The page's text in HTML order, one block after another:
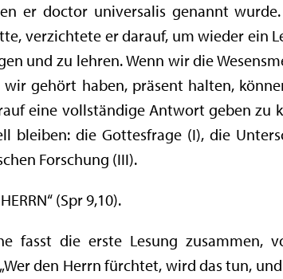
er doctor universalis genannt
verzichtete er darauf, um wieder ein
und zu lehren. Wenn wir die
gehört haben, präsent halten,
eine vollständige Antwort geben zu
bleiben: die Gottesfrage (I), die
Forschung (III).
(Spr 9,10).
fasst die erste Lesung zusammen,
den Herrn fürchtet, wird das tun,